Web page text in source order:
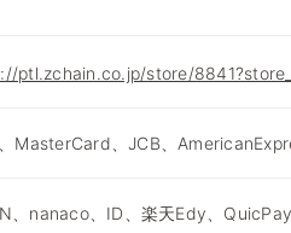
ptl.zchain.co.jp/store/
MasterCard、JCB、
、nanaco、ID、楽天Edy、